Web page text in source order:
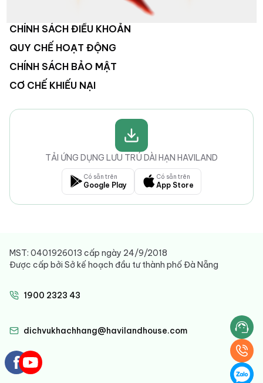
CHÍNH SÁCH ĐIỀU KHOẢN
QUY CHẾ HOẠT ĐỘNG
CHÍNH SÁCH BẢO MẬT
CƠ CHẾ KHIẾU NẠI
TẢI ỨNG DỤNG LƯU TRÚ DÀI HẠN HAVILAND
Có sẵn trên
Google Play
Có sẵn trên
App Store
MST: 0401926013 cấp ngày 24/9/2018
Được cấp bởi Sở kế hoạch đầu tư thành phố Đà Nẵng
1900 2323 43
dichvukhachhang@havilandhouse.com